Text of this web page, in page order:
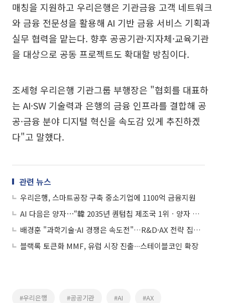
매칭을 지원하고 우리은행은 기관금융 고객 네트워크
와 금융 전문성을 활용해 AI 기반 금융 서비스 기획과
실무 협력을 맡는다. 향후 공공기관·지자체·교육기관
을 대상으로 공동 프로젝트도 확대할 방침이다.
조세형 우리은행 기관그룹 부행장은 "협회를 대표하
는 AI·SW 기술력과 은행의 금융 인프라를 결합해 공
공·금융 분야 디지털 혁신을 속도감 있게 추진하겠
다"고 말했다.
관련 뉴스
우리은행, 스마트공장 구축 중소기업에 1100억 금융지원
AI 다음은 양자⋯“韓 2035년 퀀텀칩 제조국 1위ㆍ양자 기업 2000개 육성” 목표
배경훈 "과학기술·AI 경쟁은 속도전"…R&D·AX 전략 집중 토의
블랙록 토큰화 MMF, 유럽 시장 진출∙∙∙스테이블코인 확장
#우리은행 #공공기관 #AI #AX